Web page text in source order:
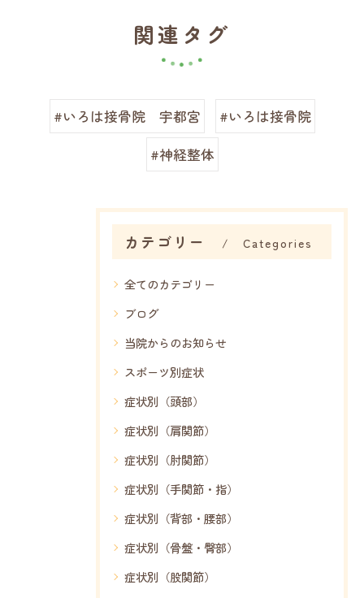
関連タグ
#いろは接骨院 宇都宮
#いろは接骨院
#神経整体
カテゴリー Categories
全てのカテゴリー
ブログ
当院からのお知らせ
スポーツ別症状
症状別（頭部）
症状別（肩関節）
症状別（肘関節）
症状別（手関節・指）
症状別（背部・腰部）
症状別（骨盤・臀部）
症状別（股関節）